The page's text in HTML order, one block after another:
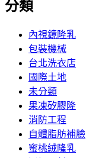
分類
內視鏡隆乳
包裝機械
台北洗衣店
國際土地
未分類
果凍矽膠隆
消防工程
自體脂肪補臉
蜜桃絨隆乳